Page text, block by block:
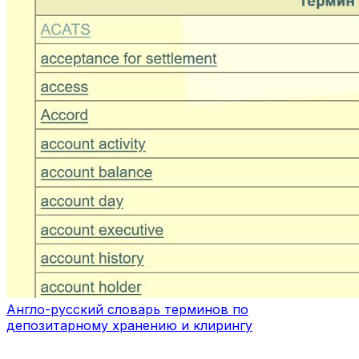
Англо-русский словарь терминов по
депозитарному хранению и клирингу